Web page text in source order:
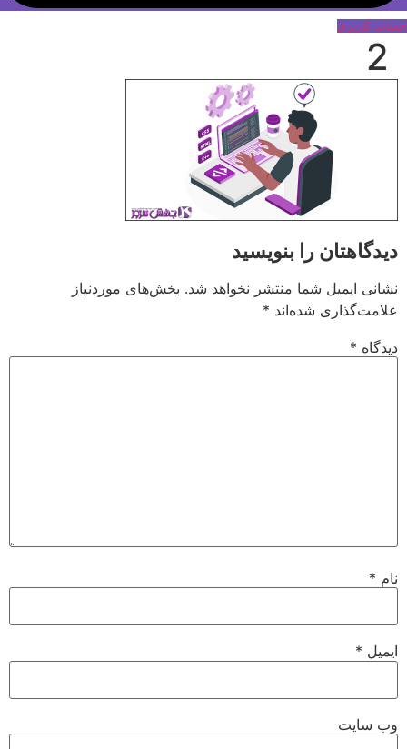
حساب کاربری
2
دیدگاهتان را بنویسید
نشانی ایمیل شما منتشر نخواهد شد. بخش‌های موردنیاز
علامت‌گذاری شده‌اند *
دیدگاه *
نام *
ایمیل *
وب‌ سایت